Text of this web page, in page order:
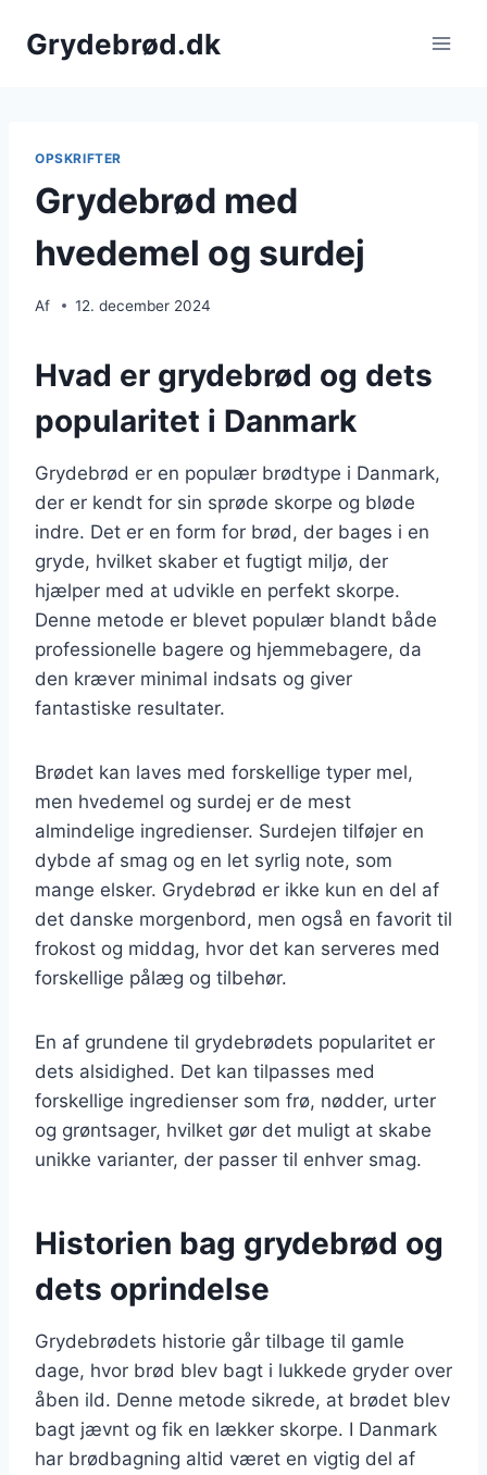
Grydebrød.dk
OPSKRIFTER
Grydebrød med
hvedemel og surdej
Af 12. december 2024
Hvad er grydebrød og dets
popularitet i Danmark
Grydebrød er en populær brødtype i Danmark,
der er kendt for sin sprøde skorpe og bløde
indre. Det er en form for brød, der bages i en
gryde, hvilket skaber et fugtigt miljø, der
hjælper med at udvikle en perfekt skorpe.
Denne metode er blevet populær blandt både
professionelle bagere og hjemmebagere, da
den kræver minimal indsats og giver
fantastiske resultater.
Brødet kan laves med forskellige typer mel,
men hvedemel og surdej er de mest
almindelige ingredienser. Surdejen tilføjer en
dybde af smag og en let syrlig note, som
mange elsker. Grydebrød er ikke kun en del af
det danske morgenbord, men også en favorit til
frokost og middag, hvor det kan serveres med
forskellige pålæg og tilbehør.
En af grundene til grydebrødets popularitet er
dets alsidighed. Det kan tilpasses med
forskellige ingredienser som frø, nødder, urter
og grøntsager, hvilket gør det muligt at skabe
unikke varianter, der passer til enhver smag.
Historien bag grydebrød og
dets oprindelse
Grydebrødets historie går tilbage til gamle
dage, hvor brød blev bagt i lukkede gryder over
åben ild. Denne metode sikrede, at brødet blev
bagt jævnt og fik en lækker skorpe. I Danmark
har brødbagning altid været en vigtig del af